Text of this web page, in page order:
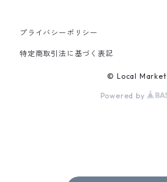
PANTS
プライバシーポリシー
特定商取引法に基づく表記
© Local Market
Powered by